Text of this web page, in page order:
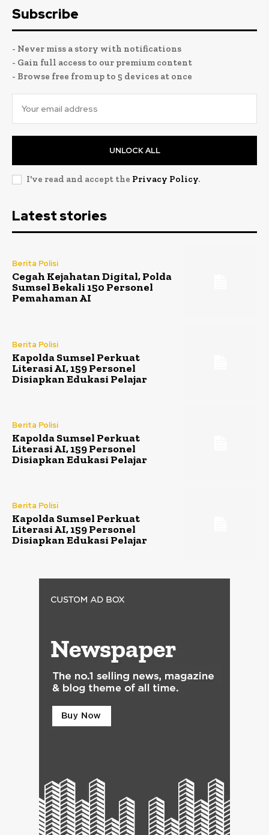
Subscribe
- Never miss a story with notifications
- Gain full access to our premium content
- Browse free from up to 5 devices at once
UNLOCK ALL
I've read and accept the Privacy Policy.
Latest stories
Berita Polisi
Cegah Kejahatan Digital, Polda
Sumsel Bekali 150 Personel
Pemahaman AI
Berita Polisi
Kapolda Sumsel Perkuat
Literasi AI, 159 Personel
Disiapkan Edukasi Pelajar
Berita Polisi
Kapolda Sumsel Perkuat
Literasi AI, 159 Personel
Disiapkan Edukasi Pelajar
Berita Polisi
Kapolda Sumsel Perkuat
Literasi AI, 159 Personel
Disiapkan Edukasi Pelajar